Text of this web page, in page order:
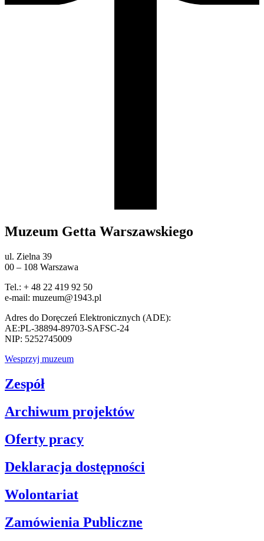
Muzeum Getta Warszawskiego
ul. Zielna 39
00 – 108 Warszawa
Tel.: + 48 22 419 92 50
e-mail: muzeum@1943.pl
Adres do Doręczeń Elektronicznych (ADE):
AE:PL-38894-89703-SAFSC-24
NIP: 5252745009
Wesprzyj muzeum
Zespół
Archiwum projektów
Oferty pracy
Deklaracja dostępności
Wolontariat
Zamówienia Publiczne